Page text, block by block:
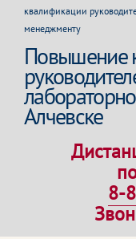
квалификации
менеджменту
Повышение
Алчевске
8-